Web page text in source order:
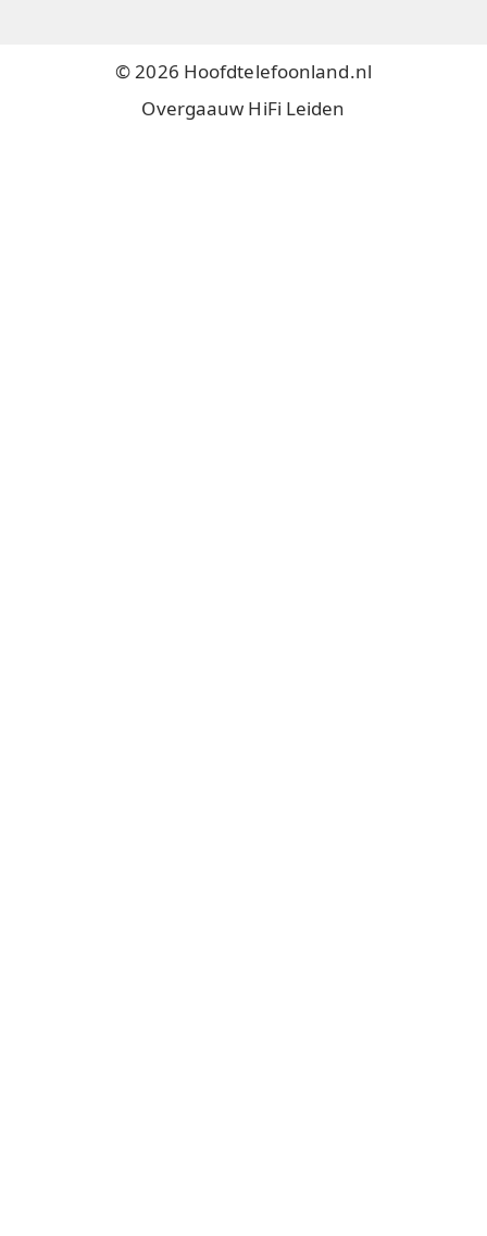
© 2026 Hoofdtelefoonland.nl
Overgaauw HiFi Leiden